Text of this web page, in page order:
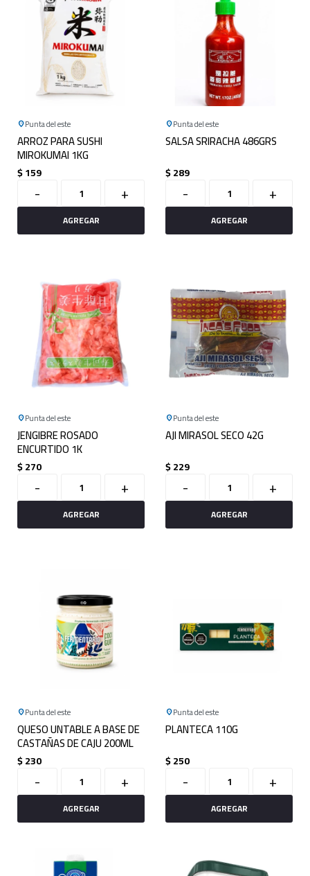
Punta del este
ARROZ PARA SUSHI
MIROKUMAI 1KG
$159
- +
Punta del este
SALSA SRIRACHA 486GRS
$289
- +
Punta del este
JENGIBRE ROSADO
ENCURTIDO 1K
$270
- +
Punta del este
AJI MIRASOL SECO 42G
$229
- +
Punta del este
QUESO UNTABLE A BASE DE
CASTAÑAS DE CAJU 200ML
$230
- +
Punta del este
PLANTECA 110G
$250
- +